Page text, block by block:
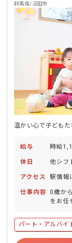
群馬県/沼田市
給与 時給
休日 他シフ
アクセス 駅情報
仕事内容 0歳か
をお任せします
ト ・
成 ひだまり保育園は、0歳から100歳ま
でをコ
パート・アルバイ
ボーナス・賞与あ